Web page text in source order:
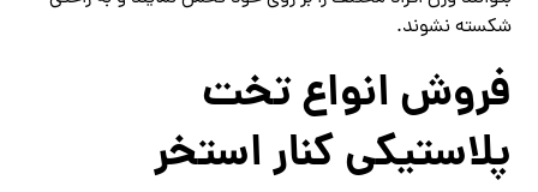
شکسته نشوند.
فروش انواع تخت
پلاستیکی کنار استخر